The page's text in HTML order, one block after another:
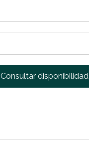
Consultar disponibilidad